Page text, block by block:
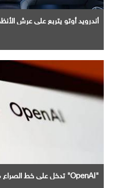
أندرويد أوتو يتربع علي عرش
"OpenAI" تدخل علي خط الصراع مع أمازون